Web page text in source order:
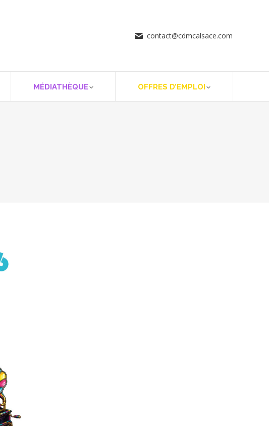
contact@cdmcalsace.com
MÉDIATHÈQUE OFFRES D’EMPLOI